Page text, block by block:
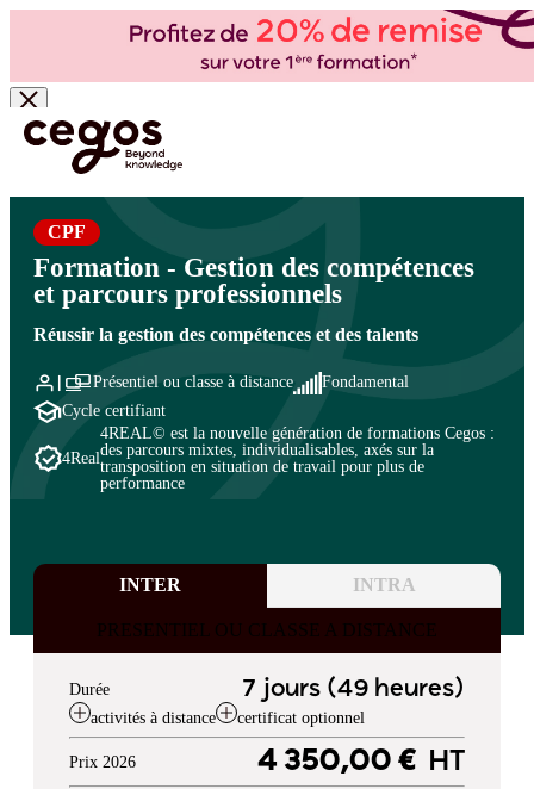
Skip to main content
Vous êtes ici : Accueil >Cegos, organisme de formation à Paris et en régions
>Formation et développement des compétences
des Parcours Professionnels
CPF
Formation - Gestion des compétences
et parcours professionnels
Réussir la gestion des compétences et des talents
Présentiel ou classe à distance
Fondamental
Cycle certifiant
4Real
4REAL© est la nouvelle génération de formations Cegos :
des parcours mixtes, individualisables, axés sur la
transposition en situation de travail pour plus de
performance
INTER INTRA
PRESENTIEL OU CLASSE A DISTANCE
Durée 7 jours (49 heures)
activités à distance certificat optionnel
Prix 2026 4 350,00 € HT